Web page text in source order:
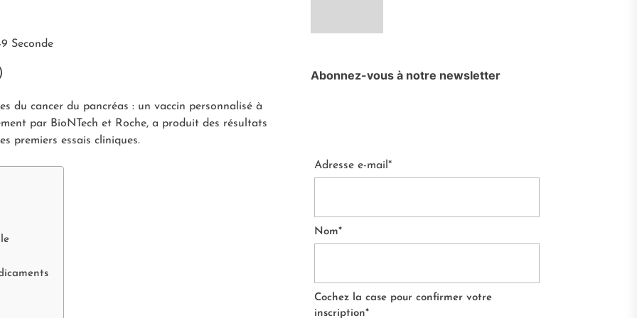
Seconde
du cancer du pancréas : un vaccin personnalisé à
par BioNTech et Roche, a produit des résultats
premiers essais cliniques.
Abonnez-vous à notre newsletter
Adresse e-mail*
Nom*
Cochez la case pour confirmer votre
inscription*